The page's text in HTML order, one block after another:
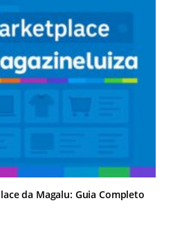
da Magalu: Guia Completo